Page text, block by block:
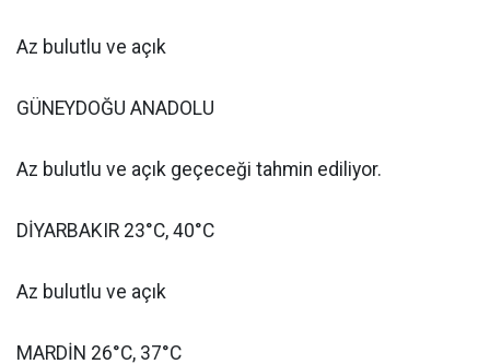
Az bulutlu ve açık
GÜNEYDOĞU ANADOLU
Az bulutlu ve açık geçeceği tahmin ediliyor.
DİYARBAKIR 23°C, 40°C
Az bulutlu ve açık
MARDİN 26°C, 37°C